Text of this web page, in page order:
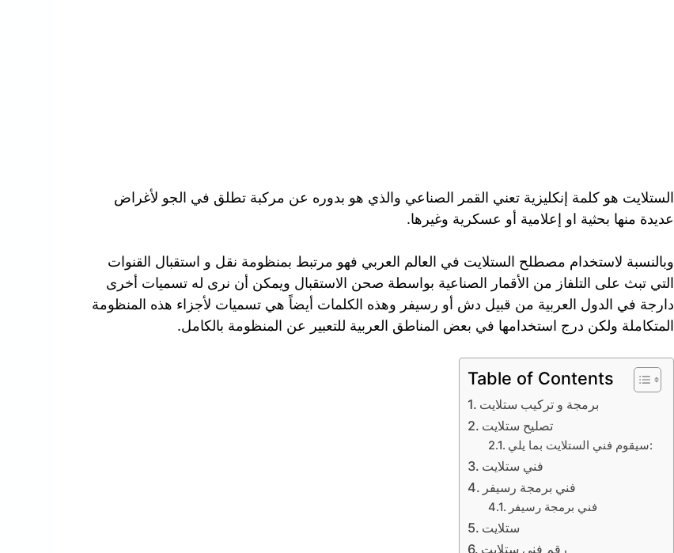
الستلايت هو كلمة إنكليزية تعني القمر الصناعي والذي هو بدوره عن مركبة تطلق في الجو لأغراض
عديدة منها بحثية او إعلامية أو عسكرية وغيرها.
وبالنسبة لاستخدام مصطلح الستلايت في العالم العربي فهو مرتبط بمنظومة نقل و استقبال القنوات
التي تبث على التلفاز من الأقمار الصناعية بواسطة صحن الاستقبال ويمكن أن نرى له تسميات أخرى
دارجة في الدول العربية من قبيل دش أو رسيفر وهذه الكلمات أيضاً هي تسميات لأجزاء هذه المنظومة
المتكاملة ولكن درج استخدامها في بعض المناطق العربية للتعبير عن المنظومة بالكامل.
Table of Contents
برمجة و تركيب ستلايت
تصليح ستلايت
سيقوم فني الستلايت بما يلي:
فني ستلايت
فني برمجة رسيفر
فني برمجة رسيفر
ستلايت
رقم فني ستلايت